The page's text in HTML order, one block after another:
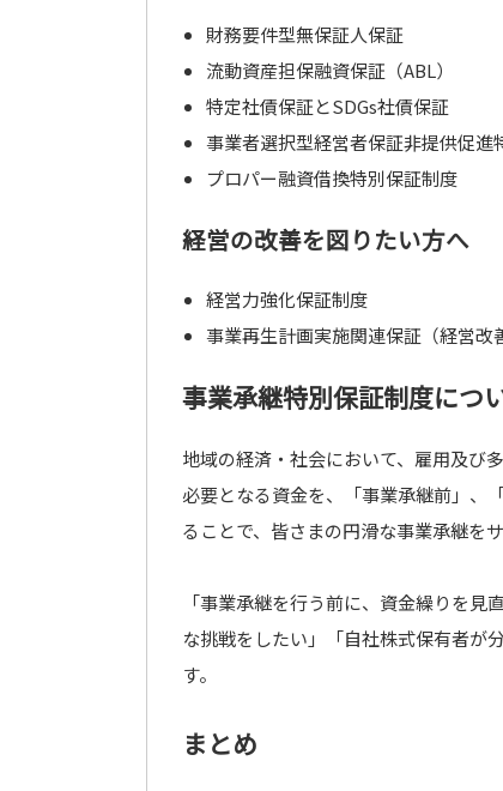
財務要件型無保証人保証
流動資産担保融資保証（ABL）
特定社債保証とSDGs社債保証
事業者選択型経営者保証非提供促進
プロパー融資借換特別保証制度
経営の改善を図りたい方へ
経営力強化保証制度
事業再生計画実施関連保証（経営
事業承継特別保証制度につ
地域の経済・社会において、雇用及び
必要となる資金を、「事業承継前」、
ることで、皆さまの円滑な事業承継を
「事業承継を行う前に、資金繰りを
な挑戦をしたい」「自社株式保有者が
す。
まとめ